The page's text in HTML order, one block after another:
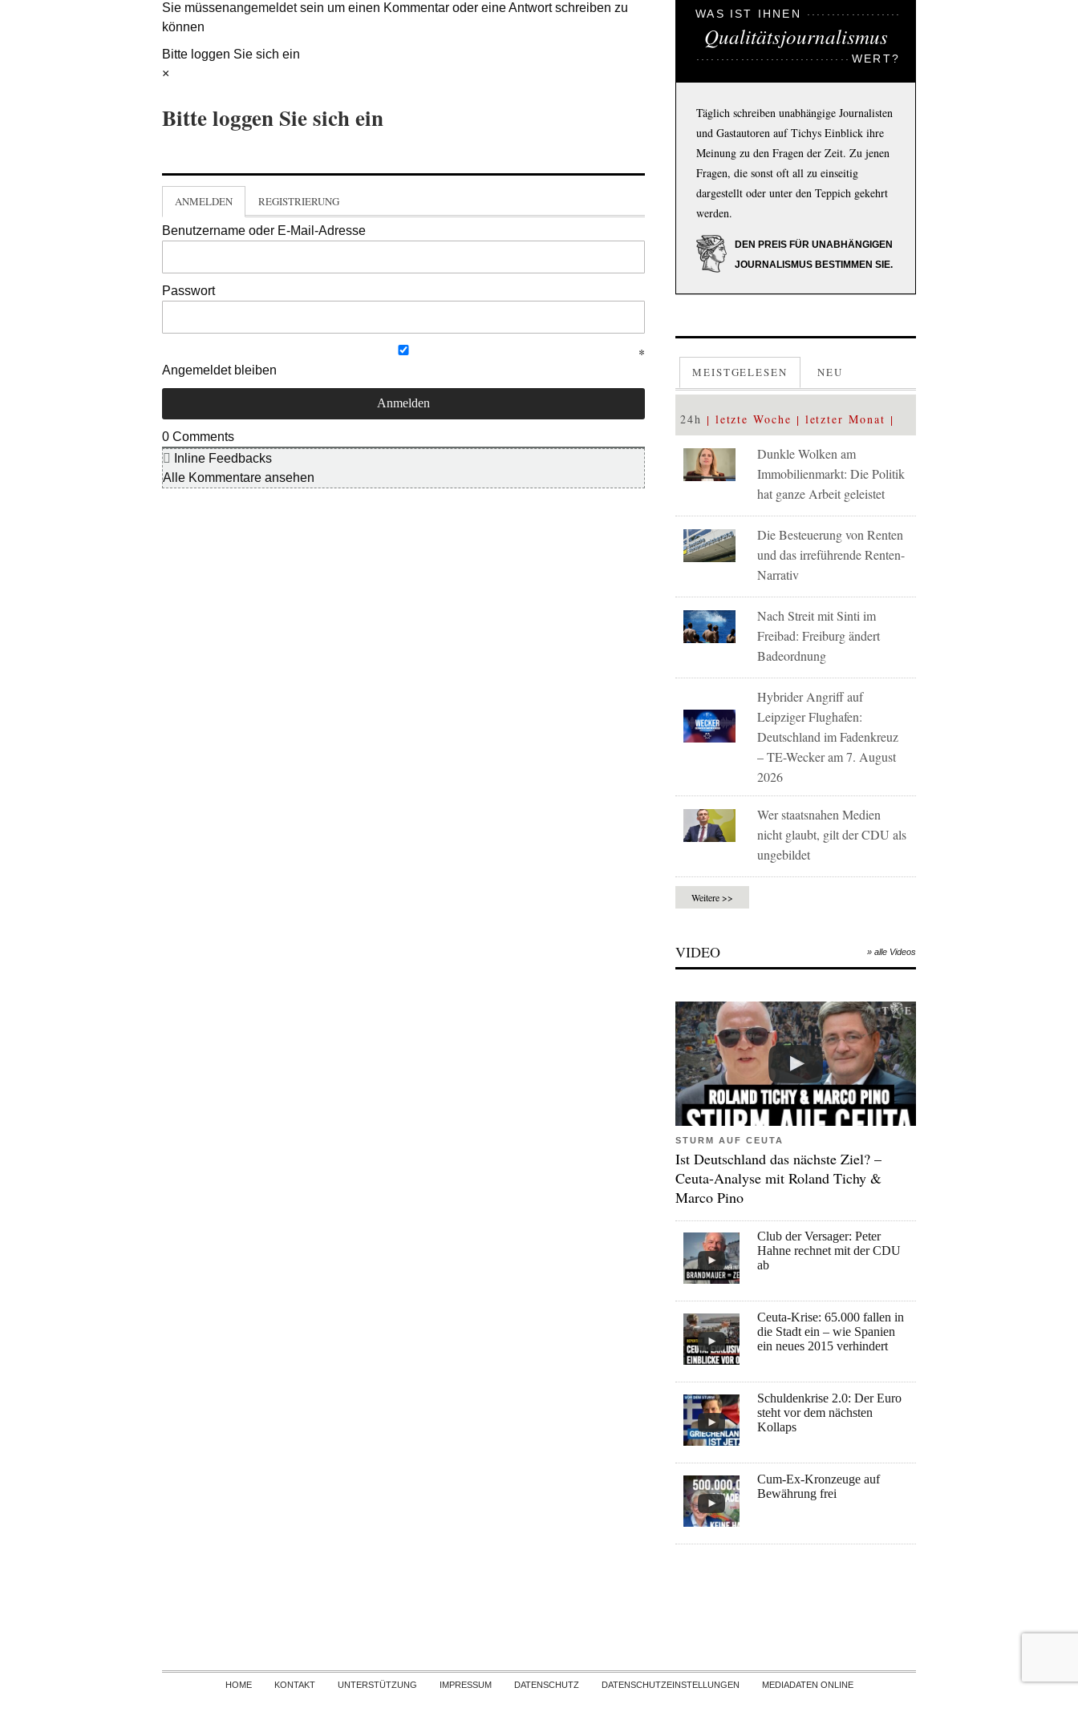
Sie müssenangemeldetsein um einen Kommentar oder eine Antwort schreiben zu
können
Bitte loggen Sie sich ein
×
Bitte loggen Sie sich ein
ANMELDEN REGISTRIERUNG
Benutzername oder E-Mail-Adresse
Passwort
Angemeldet bleiben
0 Comments
Inline Feedbacks
Alle Kommentare ansehen
WAS IST IHNEN
Qualitätsjournalismus
WERT?
Täglich schreiben unabhängige Journalisten
und Gastautoren auf Tichys Einblick ihre
Meinung zu den Fragen der Zeit. Zu jenen
Fragen, die sonst oft all zu einseitig
dargestellt oder unter den Teppich gekehrt
werden.
DEN PREIS FÜR UNABHÄNGIGEN
JOURNALISMUS BESTIMMEN SIE.
MEISTGELESEN NEU
24h letzte Woche letzter Monat
Dunkle Wolken am
Immobilienmarkt: Die Politik
hat ganze Arbeit geleistet
Die Besteuerung von Renten
und das irreführende Renten-
Narrativ
Nach Streit mit Sinti im
Freibad: Freiburg ändert
Badeordnung
Hybrider Angriff auf
Leipziger Flughafen:
Deutschland im Fadenkreuz
– TE-Wecker am 7. August
2026
Wer staatsnahen Medien
nicht glaubt, gilt der CDU als
ungebildet
Weitere >>
VIDEO » alle Videos
STURM AUF CEUTA
Ist Deutschland das nächste Ziel? –
Ceuta-Analyse mit Roland Tichy &
Marco Pino
Club der Versager: Peter
Hahne rechnet mit der CDU
ab
Ceuta-Krise: 65.000 fallen in
die Stadt ein – wie Spanien
ein neues 2015 verhindert
Schuldenkrise 2.0: Der Euro
steht vor dem nächsten
Kollaps
Cum-Ex-Kronzeuge auf
Bewährung frei
Skip to content
HOME KONTAKT UNTERSTÜTZUNG IMPRESSUM DATENSCHUTZ DATENSCHUTZEINSTELLUNGEN
MEDIADATEN ONLINE